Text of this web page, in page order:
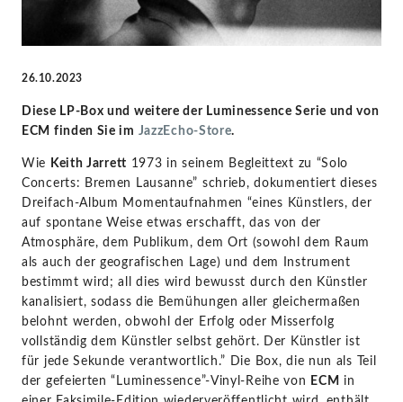
Jarrett
Keith
Jarrett
KlassikAkzente
by
STAGE+
26.10.2023
Diese LP-Box und weitere der Luminessence Serie und von
ECM finden Sie im JazzEcho-Store.
Wie Keith Jarrett 1973 in seinem Begleittext zu “Solo
Concerts: Bremen Lausanne” schrieb, dokumentiert dieses
Dreifach-Album Momentaufnahmen “eines Künstlers, der
auf spontane Weise etwas erschafft, das von der
Atmosphäre, dem Publikum, dem Ort (sowohl dem Raum
als auch der geografischen Lage) und dem Instrument
bestimmt wird; all dies wird bewusst durch den Künstler
kanalisiert, sodass die Bemühungen aller gleichermaßen
belohnt werden, obwohl der Erfolg oder Misserfolg
vollständig dem Künstler selbst gehört. Der Künstler ist
für jede Sekunde verantwortlich.” Die Box, die nun als Teil
der gefeierten “Luminessence”-Vinyl-Reihe von
ECM in